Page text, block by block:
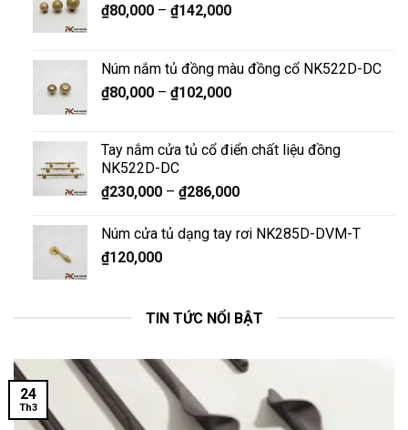
₫80,000– ₫142,000
Núm nắm tủ đồng màu đồng cổ NK522D-DC
₫80,000– ₫102,000
Tay nắm cửa tủ cổ điển chất liệu đồng
NK522D-DC
₫230,000– ₫286,000
Núm cửa tủ dạng tay rơi NK285D-DVM-T
₫120,000
TIN TỨC NỔI BẬT
24
Th3